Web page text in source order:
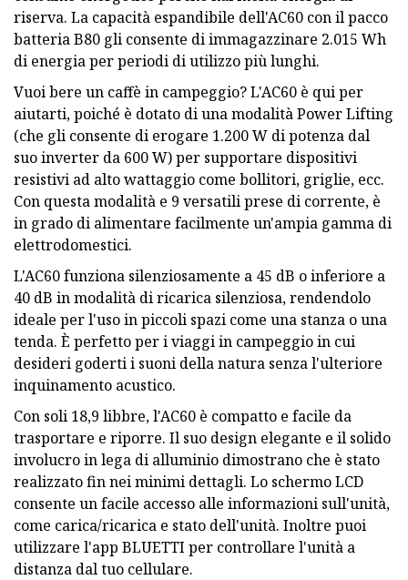
riserva. La capacità espandibile dell'AC60 con il pacco
batteria B80 gli consente di immagazzinare 2.015 Wh
di energia per periodi di utilizzo più lunghi.
Vuoi bere un caffè in campeggio? L'AC60 è qui per
aiutarti, poiché è dotato di una modalità Power Lifting
(che gli consente di erogare 1.200 W di potenza dal
suo inverter da 600 W) per supportare dispositivi
resistivi ad alto wattaggio come bollitori, griglie, ecc.
Con questa modalità e 9 versatili prese di corrente, è
in grado di alimentare facilmente un'ampia gamma di
elettrodomestici.
L'AC60 funziona silenziosamente a 45 dB o inferiore a
40 dB in modalità di ricarica silenziosa, rendendolo
ideale per l'uso in piccoli spazi come una stanza o una
tenda. È perfetto per i viaggi in campeggio in cui
desideri goderti i suoni della natura senza l'ulteriore
inquinamento acustico.
Con soli 18,9 libbre, l'AC60 è compatto e facile da
trasportare e riporre. Il suo design elegante e il solido
involucro in lega di alluminio dimostrano che è stato
realizzato fin nei minimi dettagli. Lo schermo LCD
consente un facile accesso alle informazioni sull'unità,
come carica/ricarica e stato dell'unità. Inoltre puoi
utilizzare l'app BLUETTI per controllare l'unità a
distanza dal tuo cellulare.